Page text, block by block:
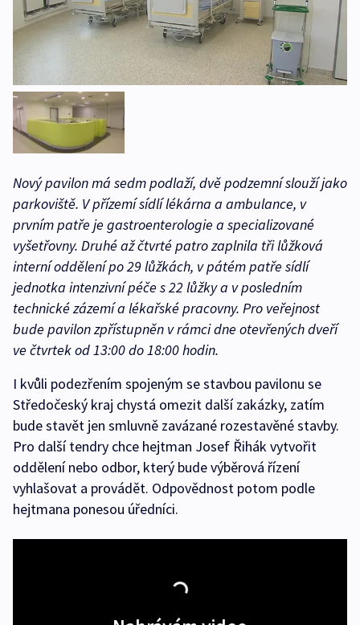
Nový pavilon má sedm podlaží, dvě podzemní slouží jako
parkoviště. V přízemí sídlí lékárna a ambulance, v
prvním patře je gastroenterologie a specializované
vyšetřovny. Druhé až čtvrté patro zaplnila tři lůžková
interní oddělení po 29 lůžkách, v pátém patře sídlí
jednotka intenzivní péče s 22 lůžky a v posledním
technické zázemí a lékařské pracovny. Pro veřejnost
bude pavilon zpřístupněn v rámci dne otevřených dveří
ve čtvrtek od 13:00 do 18:00 hodin.
I kvůli podezřením spojeným se stavbou pavilonu se
Středočeský kraj chystá omezit další zakázky, zatím
bude stavět jen smluvně zavázané rozestavěné stavby.
Pro další tendry chce hejtman Josef Řihák vytvořit
oddělení nebo odbor, který bude výběrová řízení
vyhlašovat a provádět. Odpovědnost potom podle
hejtmana ponesou úředníci.